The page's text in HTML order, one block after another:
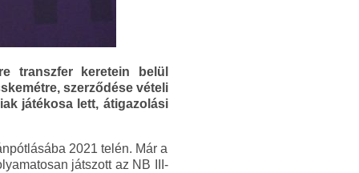
transzfer keretein belül
szerződése vételi
játékosa lett, átigazolási
2021 telén. Már a
játszott az NB III-